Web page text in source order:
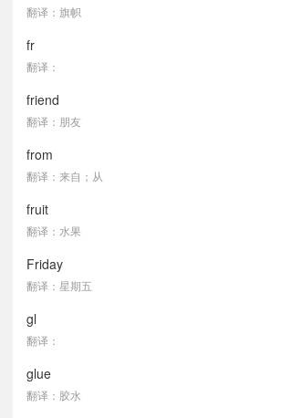
翻译：旗帜
fr
翻译：
friend
翻译：朋友
from
翻译：来自；从
fruit
翻译：水果
Friday
翻译：星期五
gl
翻译：
glue
翻译：胶水